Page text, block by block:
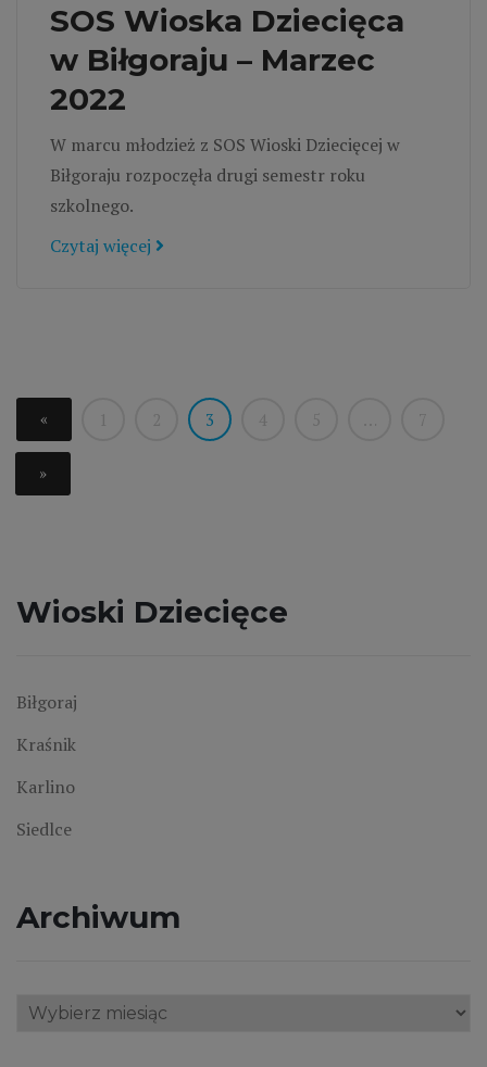
SOS Wioska Dziecięca
w Biłgoraju – Marzec
2022
W marcu młodzież z SOS Wioski Dziecięcej w
Biłgoraju rozpoczęła drugi semestr roku
szkolnego.
Czytaj więcej
« 1 2 3 4 5 7
»
Wioski Dziecięce
Biłgoraj
Kraśnik
Karlino
Siedlce
Archiwum
Archiwum